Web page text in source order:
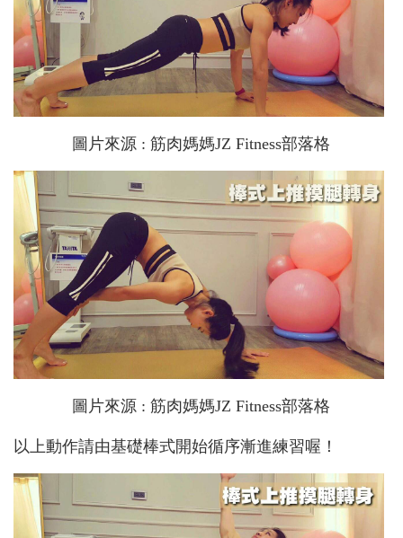
圖片來源 : 筋肉媽媽JZ Fitness部落格
圖片來源 : 筋肉媽媽JZ Fitness部落格
以上動作請由基礎棒式開始循序漸進練習喔！